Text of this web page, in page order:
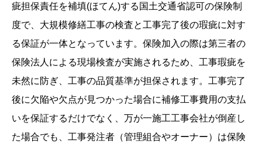
疵担保責任を補填(ほてん)する国土交通省認可の保険制
度で、大規模修繕工事の検査と工事完了後の瑕疵に対す
る保証が一体となっています。保険加入の際は第三者の
保険法人による現場検査が実施されるため、工事瑕疵を
未然に防ぎ、工事の品質基準が担保されます。工事完了
後に欠陥や欠点が見つかった場合に補修工事費用の支払
いを保証するだけでなく、万が一施工工事会社が倒産し
た場合でも、工事発注者（管理組合やオーナー）は保険